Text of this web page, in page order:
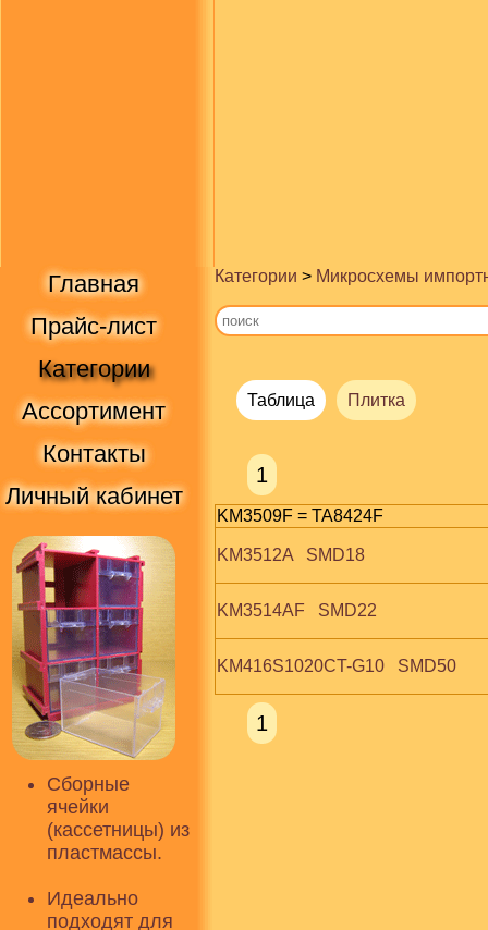
Главная
Прайс-лист
Категории
Ассортимент
Контакты
Личный кабинет
Сборные
ячейки
(кассетницы) из
пластмассы.
Идеально
подходят для
Категории > Микросхемы
Таблица Плитка
1
KM3509F = TA8424F
KM3512A   SMD18
KM3514AF   SMD22
KM416S1020CT-G10   SMD50
1